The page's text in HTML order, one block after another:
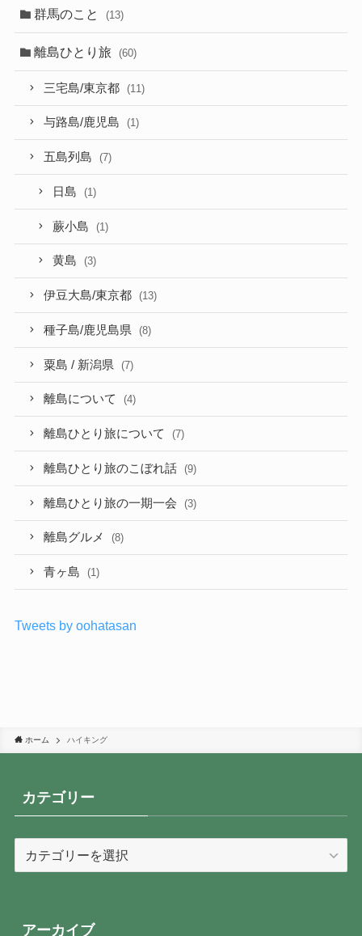
群馬のこと (13)
離島ひとり旅 (60)
三宅島/東京都 (11)
与路島/鹿児島 (1)
五島列島 (7)
日島 (1)
蕨小島 (1)
黄島 (3)
伊豆大島/東京都 (13)
種子島/鹿児島県 (8)
粟島 / 新潟県 (7)
離島について (4)
離島ひとり旅について (7)
離島ひとり旅のこぼれ話 (9)
離島ひとり旅の一期一会 (3)
離島グルメ (8)
青ヶ島 (1)
Tweets by oohatasan
ホーム ハイキング
カテゴリー
ーアーカイブ